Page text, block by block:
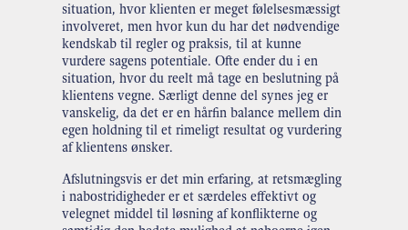
situation, hvor klienten er meget følelsesmæssigt
involveret, men hvor kun du har det nødvendige
kendskab til regler og praksis, til at kunne
vurdere sagens potentiale. Ofte ender du i en
situation, hvor du reelt må tage en beslutning på
klientens vegne. Særligt denne del synes jeg er
vanskelig, da det er en hårfin balance mellem din
egen holdning til et rimeligt resultat og vurdering
af klientens ønsker.
Afslutningsvis er det min erfaring, at retsmægling
i nabostridigheder er et særdeles effektivt og
velegnet middel til løsning af konflikterne og